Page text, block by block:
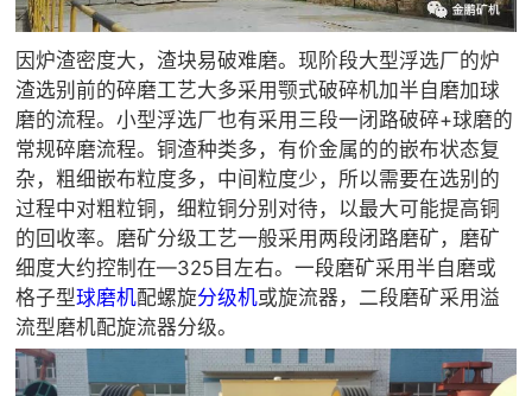
因炉渣密度大，渣块易破难磨。现阶段大型浮选厂的炉
渣选别前的碎磨工艺大多采用颚式破碎机加半自磨加球
磨的流程。小型浮选厂也有采用三段一闭路破碎+球磨的
常规碎磨流程。铜渣种类多，有价金属的的嵌布状态复
杂，粗细嵌布粒度多，中间粒度少，所以需要在选别的
过程中对粗粒铜，细粒铜分别对待，以最大可能提高铜
的回收率。磨矿分级工艺一般采用两段闭路磨矿，磨矿
细度大约控制在—325目左右。一段磨矿采用半自磨或
格子型球磨机配螺旋分级机或旋流器，二段磨矿采用溢
流型磨机配旋流器分级。